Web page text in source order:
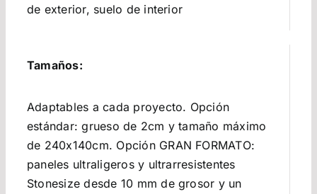
de exterior, suelo de interior
Tamaños:
Adaptables a cada proyecto. Opción
estándar: grueso de 2cm y tamaño máximo
de 240x140cm. Opción GRAN FORMATO:
paneles ultraligeros y ultrarresistentes
Stonesize desde 10 mm de grosor y un